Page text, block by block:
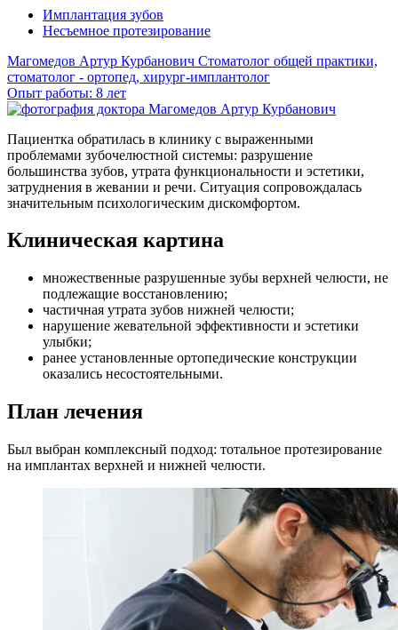
Имплантация зубов
Несъемное протезирование
Магомедов Артур Курбанович Стоматолог общей практики,
стоматолог - ортопед, хирург-имплантолог
Опыт работы: 8 лет
Пациентка обратилась в клинику с выраженными
проблемами зубочелюстной системы: разрушение
большинства зубов, утрата функциональности и эстетики,
затруднения в жевании и речи. Ситуация сопровождалась
значительным психологическим дискомфортом.
Клиническая картина
множественные разрушенные зубы верхней челюсти, не
подлежащие восстановлению;
частичная утрата зубов нижней челюсти;
нарушение жевательной эффективности и эстетики
улыбки;
ранее установленные ортопедические конструкции
оказались несостоятельными.
План лечения
Был выбран комплексный подход: тотальное протезирование
на имплантах верхней и нижней челюсти.